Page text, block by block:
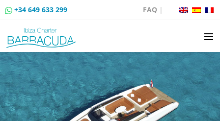
+34 649 633 299 FAQ|
ALQUILER DE BARCOS
VENTA DE BARCOS
ALQUILER DE AMARRES